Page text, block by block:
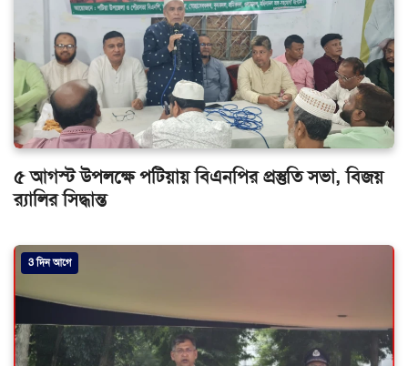
৫ আগস্ট উপলক্ষে পটিয়ায় বিএনপির প্রস্তুতি সভা, বিজয়
র‌্যালির সিদ্ধান্ত
3 দিন আগে